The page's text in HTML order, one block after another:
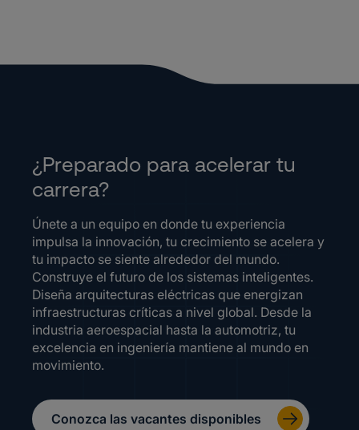
¿Preparado para acelerar tu
carrera?
Únete a un equipo en donde tu experiencia
impulsa la innovación, tu crecimiento se acelera y
tu impacto se siente alrededor del mundo.
Construye el futuro de los sistemas inteligentes.
Diseña arquitecturas eléctricas que energizan
infraestructuras críticas a nivel global. Desde la
industria aeroespacial hasta la automotriz, tu
excelencia en ingeniería mantiene al mundo en
movimiento.
Conozca las vacantes disponibles